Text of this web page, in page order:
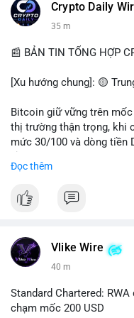
các quỹ phòng hộ sang vị
nhưng biến động ngắn hạn
• Khuyến nghị: Cẩn
chưa thoát khỏi vùng giá
📰 Nguồn: CoinDesk
Crypto Daily
35 m
📰 BẢN TIN TỔNG HỢP
[Xu hướng chung]: 🟡
Bitcoin giữ vững trên
thị trường thận trọng, khi
mức 30/100 và dòng tiền
tăng gần 3% khi Iran-
lớn khác. Đáng chú ý,
triệu USD thanh lý trong
- DeFi & Công nghệ:
sẽ bùng nổ lên 4 nghìn tỷ
Đọc thêm
Vlike Wire
40 m
Standard Chartered:
chạm mốc 200 USD